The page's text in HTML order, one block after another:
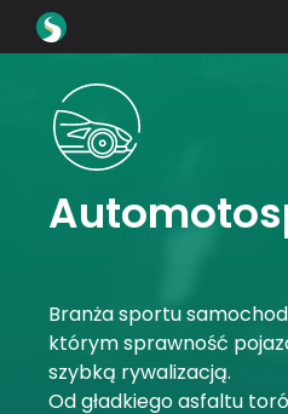
Produkty
Pliki do pobrania
Prezentacja
Branże
Branża sportu
którym sprawność
szybką rywalizacją.
Od gładkiego asfaltu